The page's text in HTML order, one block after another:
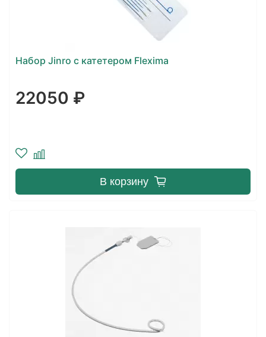
Набор Jinro с катетером Flexima
22050 ₽
В корзину